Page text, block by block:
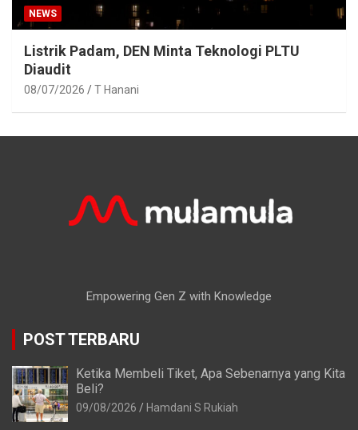
NEWS
Listrik Padam, DEN Minta Teknologi PLTU
Diaudit
08/07/2026 T Hanani
Empowering Gen Z with Knowledge
POST TERBARU
Ketika Membeli Tiket, Apa Sebenarnya yang Kita
Beli?
09/08/2026 Hamdani S Rukiah